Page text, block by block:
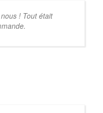
! Tout était